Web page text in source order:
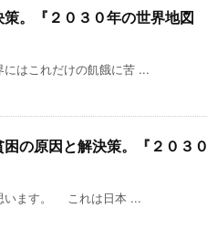
。『２０３０年の世界地図
はこれだけの飢餓に苦 ...
の原因と解決策。『２０３０
います。 これは日本 ...